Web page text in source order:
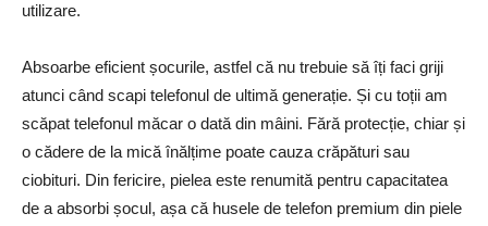
utilizare.
Absoarbe eficient șocurile, astfel că nu trebuie să îți faci griji
atunci când scapi telefonul de ultimă generație. Și cu toții am
scăpat telefonul măcar o dată din mâini. Fără protecție, chiar și
o cădere de la mică înălțime poate cauza crăpături sau
ciobituri. Din fericire, pielea este renumită pentru capacitatea
de a absorbi șocul, așa că husele de telefon premium din piele